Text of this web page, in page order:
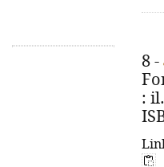
8 -
: